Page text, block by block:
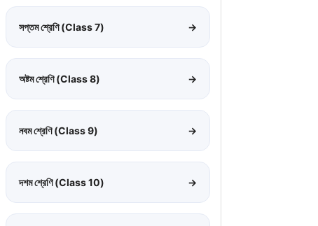
সপ্তম শ্রেণি (Class 7) →
অষ্টম শ্রেণি (Class 8) →
নবম শ্রেণি (Class 9) →
দশম শ্রেণি (Class 10) →